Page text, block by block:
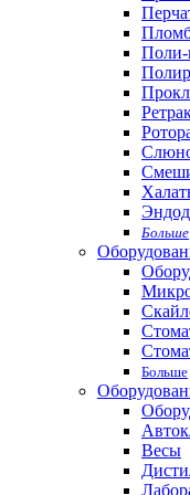
Поли-
Больше
Больше
Весы